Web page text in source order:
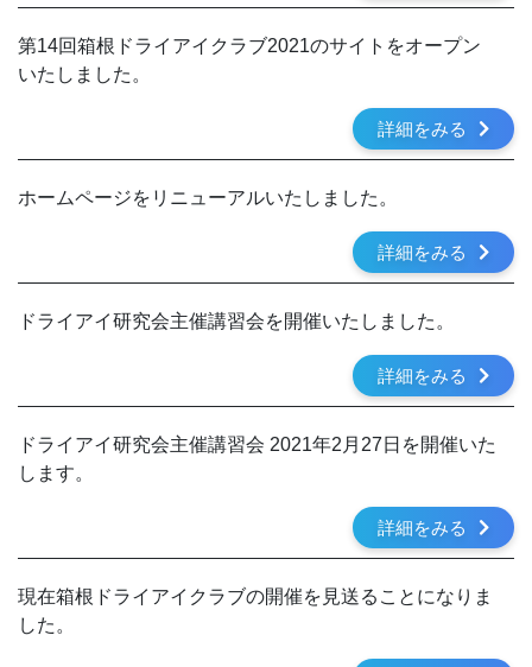
第14回箱根ドライアイクラブ2021のサイトをオープン
いたしました。
詳細をみる
ホームページをリニューアルいたしました。
詳細をみる
ドライアイ研究会主催講習会を開催いたしました。
詳細をみる
ドライアイ研究会主催講習会 2021年2月27日を開催いた
します。
詳細をみる
現在箱根ドライアイクラブの開催を見送ることになりま
した。